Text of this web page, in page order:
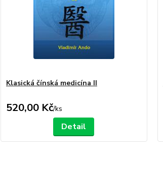
Klasická čínská medicína II
520,00 Kč/ks
Detail